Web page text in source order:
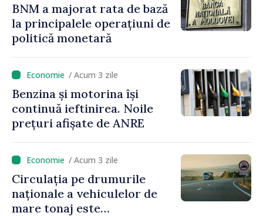
BNM a majorat rata de bază
la principalele operațiuni de
politică monetară
/ Acum 3 zile
Benzina și motorina își
continuă ieftinirea. Noile
prețuri afișate de ANRE
/ Acum 3 zile
Circulația pe drumurile
naționale a vehiculelor de
mare tonaj este